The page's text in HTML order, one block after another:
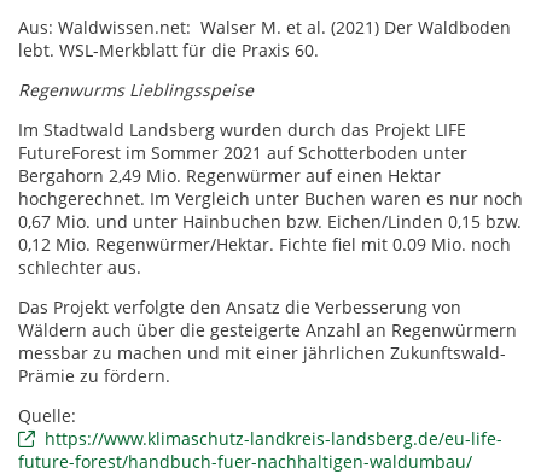
Aus: Waldwissen.net: Walser M. et al. (2021) Der Waldboden
lebt. WSL-Merkblatt für die Praxis 60.
Regenwurms Lieblingsspeise
Im Stadtwald Landsberg wurden durch das Projekt LIFE
FutureForest im Sommer 2021 auf Schotterboden unter
Bergahorn 2,49 Mio. Regenwürmer auf einen Hektar
hochgerechnet. Im Vergleich unter Buchen waren es nur noch
0,67 Mio. und unter Hainbuchen bzw. Eichen/Linden 0,15 bzw.
0,12 Mio. Regenwürmer/Hektar. Fichte fiel mit 0.09 Mio. noch
schlechter aus.
Das Projekt verfolgte den Ansatz die Verbesserung von
Wäldern auch über die gesteigerte Anzahl an Regenwürmern
messbar zu machen und mit einer jährlichen Zukunftswald-
Prämie zu fördern.
Quelle:
https://www.klimaschutz-landkreis-landsberg.de/eu-life-
future-forest/handbuch-fuer-nachhaltigen-waldumbau/